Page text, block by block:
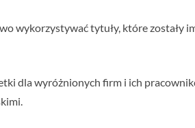
wykorzystywać tytuły, które zostały
dla wyróżnionych firm i ich